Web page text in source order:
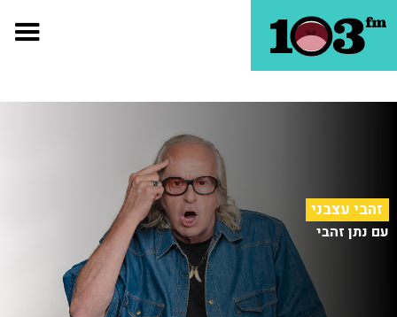
זהבי עצבני
עם נתן זהבי